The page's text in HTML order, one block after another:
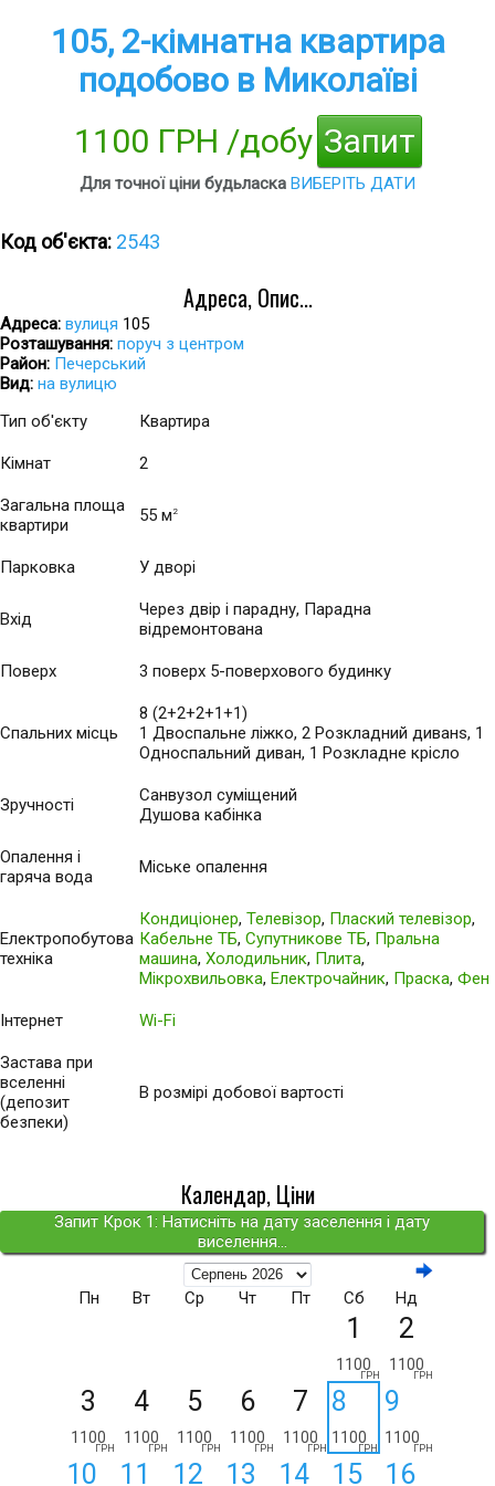
105, 2-кімнатна квартира
подобово в Миколаїві
1100 ГРН /добу Запит
Для точної ціни будьласка ВИБЕРІТЬ ДАТИ
Код об'єкта: 2543
Адреса, Опис...
Адреса: вулиця 105
Розташування: поруч з центром
Район: Печерський
Вид: на вулицю
Тип об'єкту
Квартира
Кімнат 2
Загальна площа
квартири
55 м 2
Парковка У дворі
Вхід
Через двір і парадну, Парадна
відремонтована
Поверх 3 поверх 5-поверхового будинку
Спальних місць
8 (2+2+2+1+1)
1 Двоспальне ліжко, 2 Розкладний диванs, 1
Односпальний диван, 1 Розкладне крісло
Зручності
Санвузол суміщений
Душова кабінка
Опалення і
гаряча вода
Міське опалення
Електропобутова
техніка
Кондиціонер, Телевізор, Плаский телевізор,
Кабельне ТБ, Супутникове ТБ, Пральна
машина, Холодильник, Плита,
Мікрохвильовка, Електрочайник, Праска, Фен
Інтернет Wi-Fi
Застава при
вселенні
(депозит
безпеки)
В розмірі добової вартості
Календар, Ціни
Запит Крок 1: Натисніть на дату заселення і дату
виселення...
Пн Вт Ср Чт Пт Сб Нд
1
1100
ГРН
2
1100
ГРН
3
1100
ГРН
4
1100
ГРН
5
1100
ГРН
6
1100
ГРН
7
1100
ГРН
8
1100
ГРН
9
1100
ГРН
10 11 12 13 14 15 16